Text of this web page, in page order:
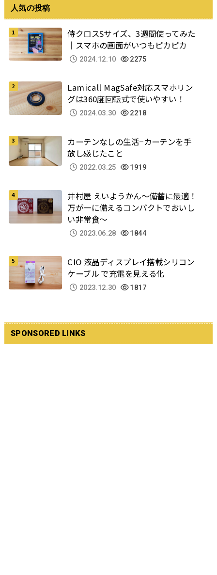
人気の投稿
侍クロスSサイズ、3週間使ってみた
｜スマホの画面がいつもピカピカ
2024.12.10 2275
Lamicall MagSafe対応スマホリン
グは360度回転式で使いやすい！
2024.03.30 2218
カーテンなしの生活−カーテンを手
放し感じたこと
2022.03.25 1919
井村屋 えいようかん～備蓄に最適！
万が一に備えるコンパクトでおいし
い非常食～
2023.06.28 1844
CIO 液晶ディスプレイ搭載シリコン
ケーブル で充電を見える化
2023.12.30 1817
SPONSORED LINKS